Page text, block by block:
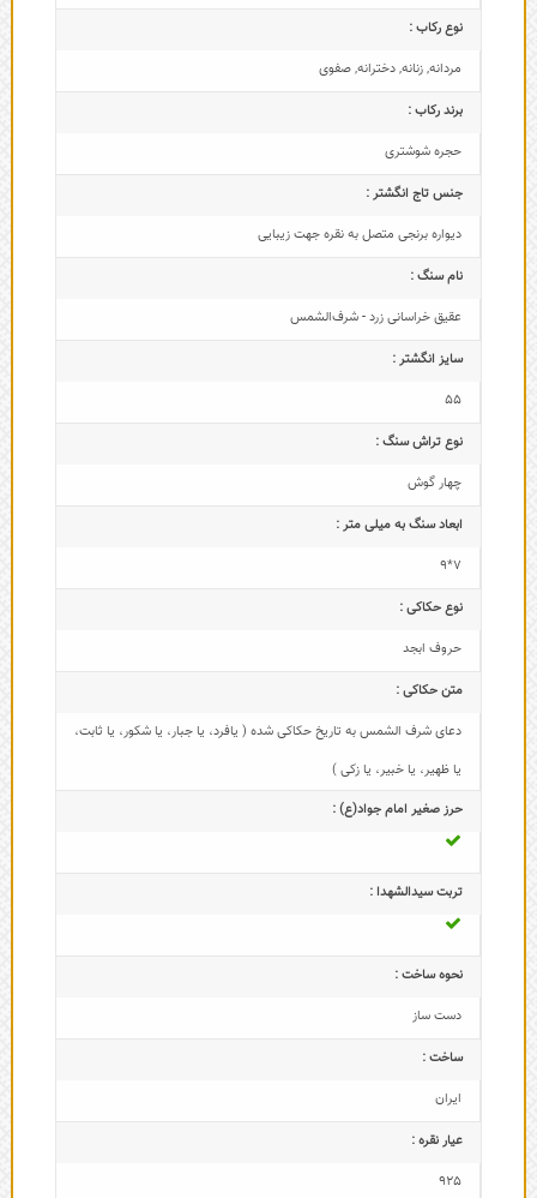
نوع رکاب :
مردانه,زنانه,دخترانه,صفوی
برند رکاب :
حجره شوشتری
جنس تاج انگشتر :
دیواره برنجی متصل به نقره جهت زیبایی
نام سنگ :
عقیق خراسانی زرد - شرف‌الشمس
سایز انگشتر :
55
نوع تراش سنگ :
چهار گوش
ابعاد سنگ به میلی متر :
7*9
نوع حکاکی :
حروف ابجد
متن حکاکی :
دعای شرف الشمس به تاریخ حکاکی شده ( یافرد، یا جبار، یا شکور، یا ثابت،
یا ظهیر، یا خبیر، یا زکی )
حرز صغیر امام جواد(ع) :
تربت سیدالشهدا :
نحوه ساخت :
دست ساز
ساخت :
ایران
عیار نقره :
925